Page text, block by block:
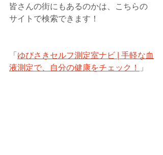
皆さんの街にもあるのかは、こちらの
サイトで検索できます！
「 ゆびさきセルフ測定室ナビ | 手軽な血
液測定で、自分の健康をチェック！
」